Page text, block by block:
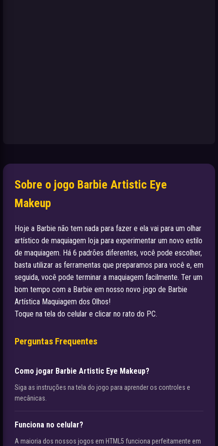
Sobre o jogo Barbie Artistic Eye
Makeup
Hoje a Barbie não tem nada para fazer e ela vai para um olhar
artístico de maquiagem loja para experimentar um novo estilo
de maquiagem. Há 6 padrões diferentes, você pode escolher,
basta utilizar as ferramentas que preparamos para você e, em
seguida, você pode terminar a maquiagem facilmente. Ter um
bom tempo com a Barbie em nosso novo jogo de Barbie
Artística Maquiagem dos Olhos!
Toque na tela do celular e clicar no rato do PC.
Perguntas Frequentes
Como jogar Barbie Artistic Eye Makeup?
Siga as instruções na tela do jogo para aprender os controles e
mecânicas.
Funciona no celular?
A maioria dos nossos jogos em HTML5 funciona perfeitamente em